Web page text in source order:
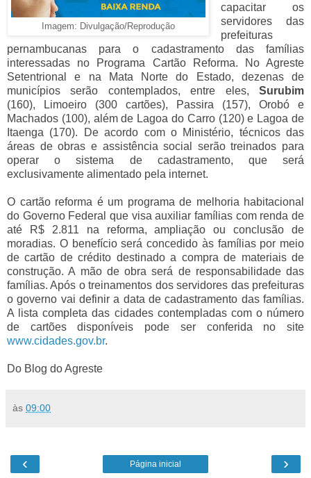
Imagem: Divulgação/Reprodução
capacitar os
servidores das
prefeituras
pernambucanas para o cadastramento das famílias
interessadas no Programa Cartão Reforma. No Agreste
Setentrional e na Mata Norte do Estado, dezenas de
municípios serão contemplados, entre eles, Surubim
(160), Limoeiro (300 cartões), Passira (157), Orobó e
Machados (100), além de Lagoa do Carro (120) e Lagoa de
Itaenga (170). De acordo com o Ministério, técnicos das
áreas de obras e assistência social serão treinados para
operar o sistema de cadastramento, que será
exclusivamente alimentado pela internet.
O cartão reforma é um programa de melhoria habitacional
do Governo Federal que visa auxiliar famílias com renda de
até R$ 2.811 na reforma, ampliação ou conclusão de
moradias. O benefício será concedido às famílias por meio
de cartão de crédito destinado a compra de materiais de
construção. A mão de obra será de responsabilidade das
famílias. Após o treinamentos dos servidores das prefeituras
o governo vai definir a data de cadastramento das famílias.
A lista completa das cidades contempladas com o número
de cartões disponíveis pode ser conferida no site
www.cidades.gov.br.
Do Blog do Agreste
às 09:00
‹ ›
Página inicial